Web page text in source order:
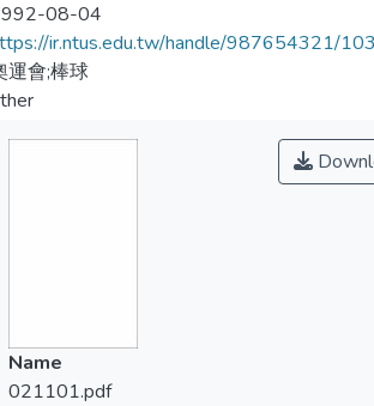
08-04
ir.ntus.edu.tw/handle/987654321/
運會;棒球
Name
021101.pdf